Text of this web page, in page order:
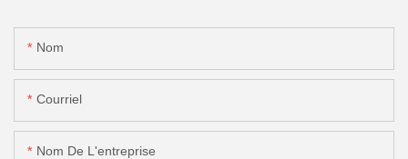
Nom
Courriel
Nom De L'entreprise